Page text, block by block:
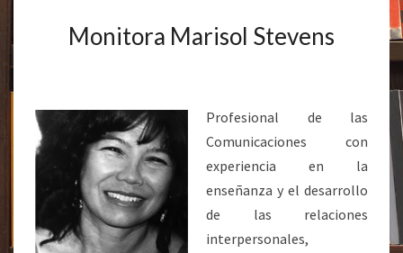
Monitora Marisol Stevens
Profesional de las
Comunicaciones con
experiencia en la
enseñanza y el desarrollo
de las relaciones
interpersonales,